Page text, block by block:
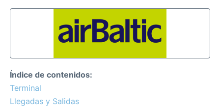
FAQs
Índice de contenidos:
Terminal
Llegadas y Salidas